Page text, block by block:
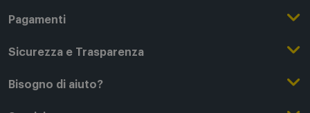
Acquista Online
Outlet
Pagamenti
Modalità di pagamento
Finanziamenti online
Sicurezza e Trasparenza
Condizioni generali di vendita
Garanzia Legale
Bisogno di aiuto?